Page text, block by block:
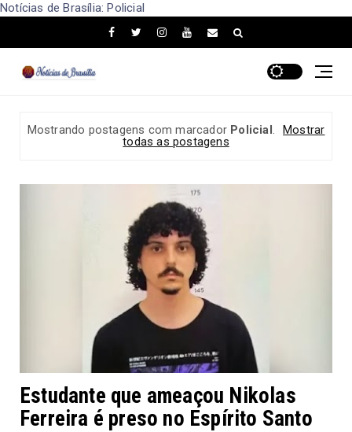
Notícias de Brasília: Policial
Mostrando postagens com marcador Policial.
Mostrar
todas as postagens
Estudante que ameaçou Nikolas
Ferreira é preso no Espírito Santo